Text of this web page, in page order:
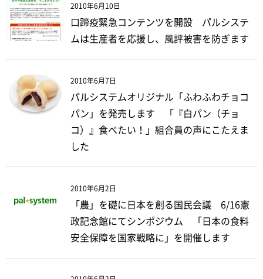
2010年6月10日
口蹄疫緊急コンテンツを開設 パルシステ
ムは生産者を応援し、風評被害を防ぎます
2010年6月7日
パルシステムオリジナル「ふわふわチョコ
パン」を発売します 「『白パン（チョ
コ）』食べたい！」組合員の声にこたえま
した
2010年6月2日
「農」を礎に日本を創る国民会議 6/16憲
政記念館にてシンポジウム 「日本の食料
安全保障を国家戦略に」を開催します